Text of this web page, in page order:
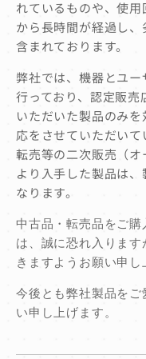
れているものや、使
から長時間が経過し
含まれております。
弊社では、機器とユ
行っており、認定販
いただいた製品のみ
応をさせていただい
転売等の二次販売（
より入手した製品は
なります。
中古品・転売品をご
は、誠に恐れ入りま
きますようお願い申し
今後とも弊社製品を
い申し上げます。